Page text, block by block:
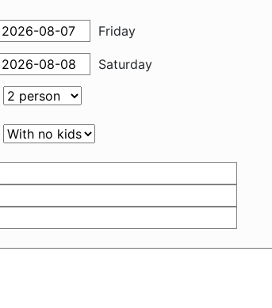
Friday
Saturday